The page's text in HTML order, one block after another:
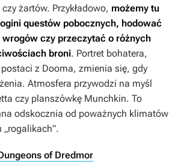
żartów. Przykładowo, możemy tu
questów pobocznych, hodować
wrogów czy przeczytać o różnych
broni. Portret bohatera,
z Dooma, zmienia się, gdy
Atmosfera przywodzi na myśl
czy planszówkę Munchkin. To
odskocznia od poważnych klimatów
of Dredmor